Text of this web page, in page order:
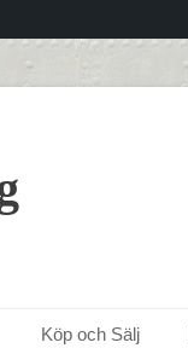
Köp och Sälj